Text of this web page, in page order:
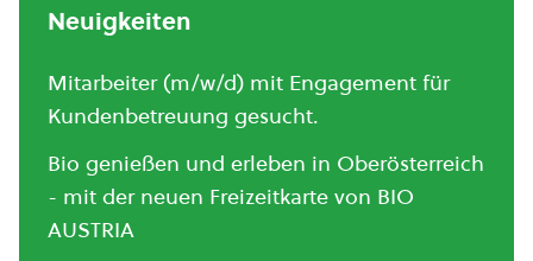
Neuigkeiten
Mitarbeiter (m/w/d) mit Engagement für
Kundenbetreuung gesucht.
Bio genießen und erleben in Oberösterreich
- mit der neuen Freizeitkarte von BIO
AUSTRIA